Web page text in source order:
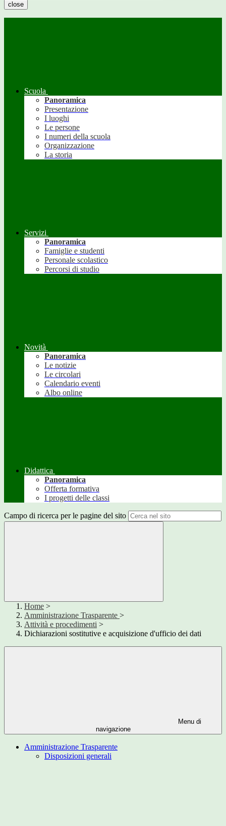
close
Scuola
Panoramica
Presentazione
I luoghi
Le persone
I numeri della scuola
Organizzazione
La storia
Servizi
Panoramica
Famiglie e studenti
Personale scolastico
Percorsi di studio
Novità
Panoramica
Le notizie
Le circolari
Calendario eventi
Albo online
Didattica
Panoramica
Offerta formativa
I progetti delle classi
Campo di ricerca per le pagine del sito
Home >
Amministrazione Trasparente >
Attività e procedimenti >
Dichiarazioni sostitutive e acquisizione d'ufficio dei dati
Menu di
navigazione
Amministrazione Trasparente
Disposizioni generali